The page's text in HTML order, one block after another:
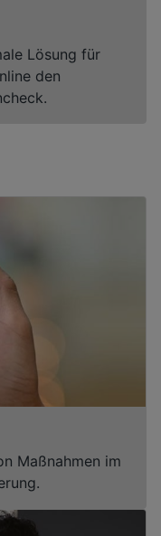
Lösung für
den
Maßnahmen im